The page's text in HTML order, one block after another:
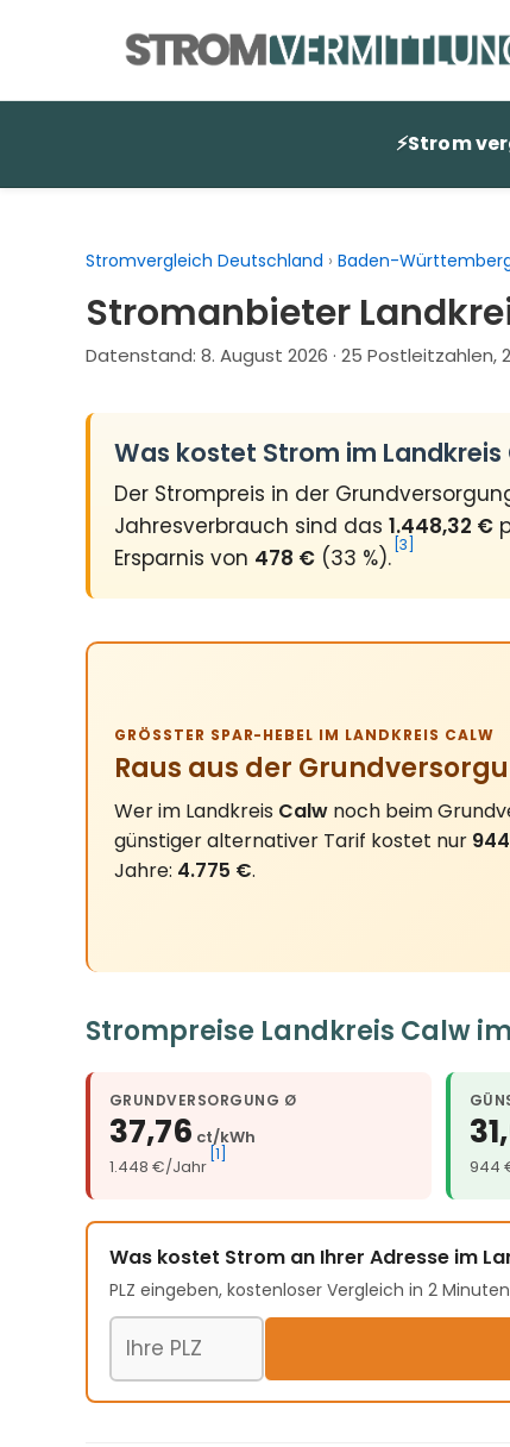
⚡Strom
Stromvergleich Deutschland › Baden-
Stromanbieter
Datenstand: 8. August 2026 · 25 Postleitzahlen,
Was kostet Strom im Landkreis
Der Strompreis in der
Jahresverbrauch sind das 1.448,32 €
Ersparnis von 478 € (33 %). [3]
GRÖSSTER SPAR-HEBEL IM LANDKREIS CALW
Raus aus der
Wer im Landkreis Calw noch beim
günstiger alternativer Tarif kostet nur
Jahre: 4.775 €.
Strompreise Landkreis Calw
GRUNDVERSORGUNG Ø
37,76 ct/kWh
1.448 €/Jahr
[1]
944
Was kostet Strom an Ihrer Adresse im
PLZ eingeben, kostenloser Vergleich in 2
Postleitzahl